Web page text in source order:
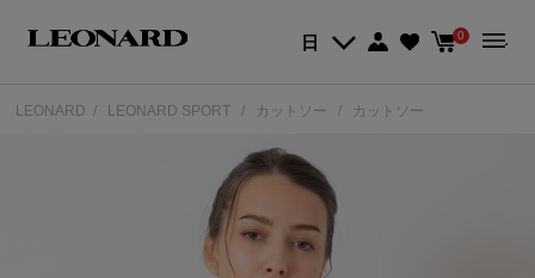
日 0
LEONARD LEONARD SPORT カットソー カットソー